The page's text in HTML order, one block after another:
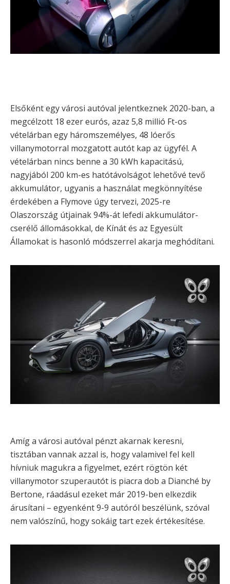
Elsőként egy városi autóval jelentkeznek 2020-ban, a
megcélzott 18 ezer eurós, azaz 5,8 millió Ft-os
vételárban egy háromszemélyes, 48 lóerős
villanymotorral mozgatott autót kap az ügyfél. A
vételárban nincs benne a 30 kWh kapacitású,
nagyjából 200 km-es hatótávolságot lehetővé tevő
akkumulátor, ugyanis a használat megkönnyítése
érdekében a Flymove úgy tervezi, 2025-re
Olaszország útjainak 94%-át lefedi akkumulátor-
cserélő állomásokkal, de Kínát és az Egyesült
Államokat is hasonló módszerrel akarja meghódítani.
Amíg a városi autóval pénzt akarnak keresni,
tisztában vannak azzal is, hogy valamivel fel kell
hívniuk magukra a figyelmet, ezért rögtön két
villanymotor szuperautót is piacra dob a Dianché by
Bertone, ráadásul ezeket már 2019-ben elkezdik
árusítani – egyenként 9-9 autóról beszélünk, szóval
nem valószínű, hogy sokáig tart ezek értékesítése.